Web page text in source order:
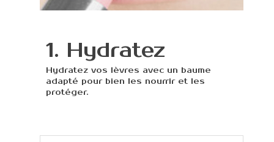
1. Hydratez
Hydratez vos lèvres avec un baume
adapté pour bien les nourrir et les
protéger.